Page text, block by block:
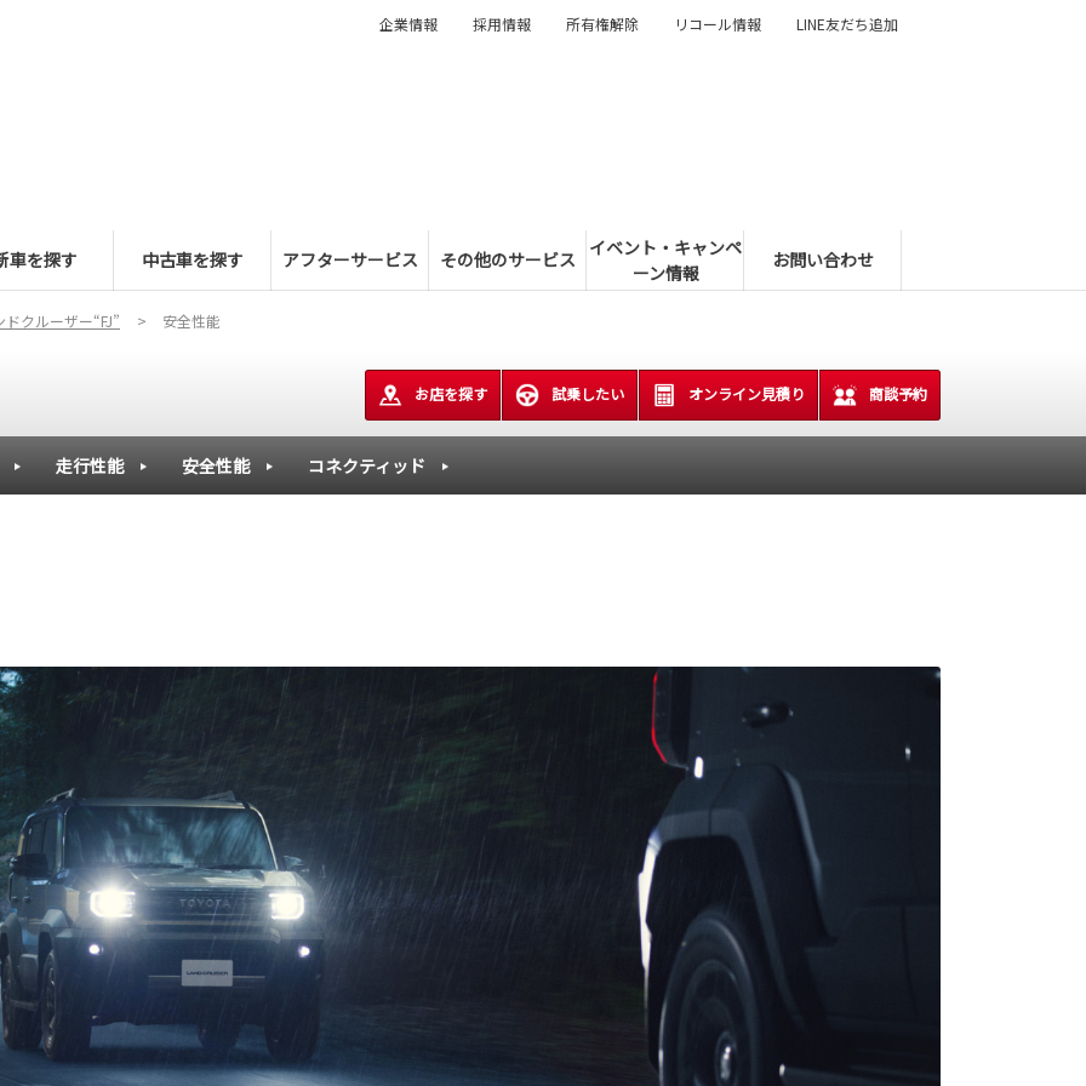
車を探す 中古車を探す アフターサービス その他のサービス
イベント・キャンペ
ーン情報
お問い合わせ
企業情報 採用情報 所有権解除 リコール情報 LINE友だち追加
ドクルーザー“FJ” 安全性能
お店を探す 試乗したい オンライン見積り 商談予約
走行性能 安全性能 コネクティッド